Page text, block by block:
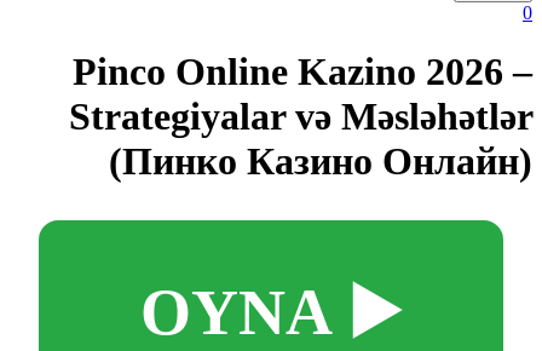
0
Pinco Online Kazino 2026 –
Strategiyalar və Məsləhətlər
(Пинко Казино Онлайн)
▶️ OYNA